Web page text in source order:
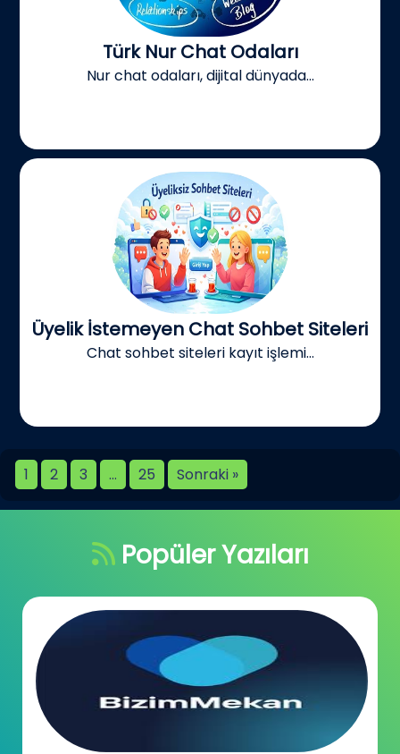
Türk Nur Chat Odaları
Nur chat odaları, dijital dünyada...
Üyelik İstemeyen Chat Sohbet Siteleri
Chat sohbet siteleri kayıt işlemi...
1 2 3 … 25 Sonraki »
Popüler Yazıları